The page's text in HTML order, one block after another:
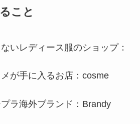
こと
いレディース服のショップ：
が手に入るお店：cosme
ラ海外ブランド：Brandy